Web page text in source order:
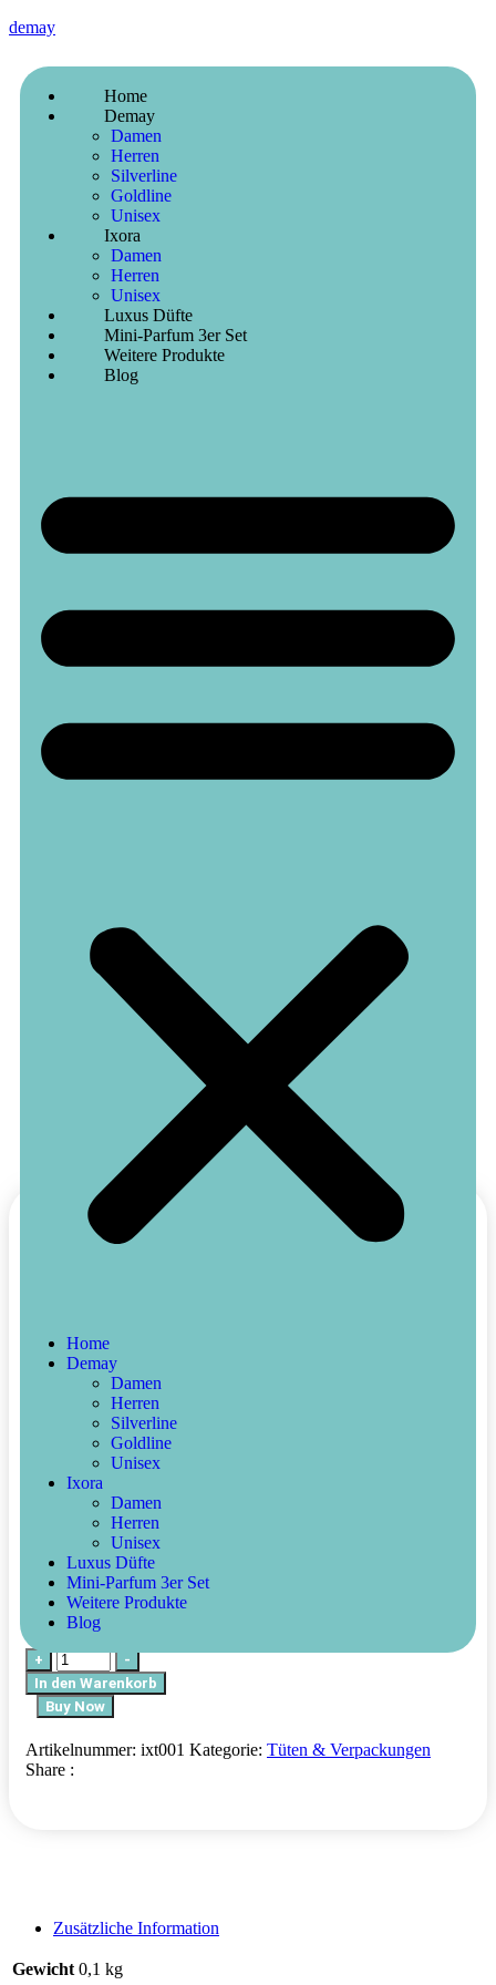
demay
Home
Demay
Damen
Herren
Silverline
Goldline
Unisex
Ixora
Damen
Herren
Unisex
Luxus Düfte
Mini-Parfum 3er Set
Weitere Produkte
Blog
Home
Demay
Damen
Herren
Silverline
Goldline
Unisex
Ixora
Damen
Herren
Unisex
Luxus Düfte
Mini-Parfum 3er Set
Weitere Produkte
Blog
IXORA Tragetasche (Papier)
0,25 €Incl.MwSt
Vorrätig
+
-
In den Warenkorb
Buy Now
Artikelnummer: ixt001 Kategorie: Tüten & Verpackungen
Share :
Zusätzliche Information
Gewicht 0,1 kg